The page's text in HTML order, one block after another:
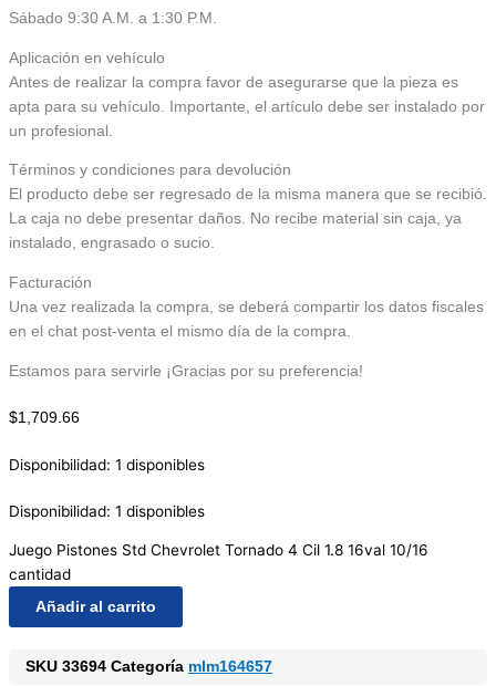
Sábado 9:30 A.M. a 1:30 P.M.
Aplicación en vehículo
Antes de realizar la compra favor de asegurarse que la pieza es
apta para su vehículo. Importante, el artículo debe ser instalado por
un profesional.
Términos y condiciones para devolución
El producto debe ser regresado de la misma manera que se recibió.
La caja no debe presentar daños. No recibe material sin caja, ya
instalado, engrasado o sucio.
Facturación
Una vez realizada la compra, se deberá compartir los datos fiscales
en el chat post-venta el mismo día de la compra.
Estamos para servirle ¡Gracias por su preferencia!
$1,709.66
Disponibilidad: 1 disponibles
Disponibilidad: 1 disponibles
Juego Pistones Std Chevrolet Tornado 4 Cil 1.8 16val 10/16
cantidad
Añadir al carrito
SKU 33694 Categoría mlm164657